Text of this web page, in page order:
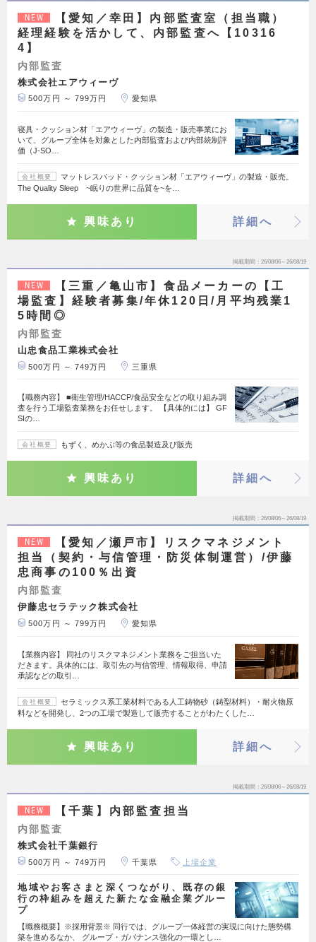
NEW
【愛知／幸田】内部監査室（担当職）
経理経験を活かして、内部監査へ【10316
4】
内部監査
株式会社エアウィーヴ
500万円 ～ 799万円 愛知県
寝具・クッション材「エアウィーヴ」の製造・販売事業にお
いて、グループ全体を対象とした内部監査および内部統制評
価（J-SO…
会社概要
マットレスパッド・クッション材「エアウィーヴ」の製造・販売。
The Quality Sleep ~眠りの世界に品質を~を…
興味あり 詳細へ
掲載期間 26/08/06～26/08/19
NEW
【三重／亀山市】食品メーカーの【工
場監査】経験者募集/年休120日/月平均残業1
5時間◎
内部監査
山忠食品工業株式会社
500万円 ～ 749万円 三重県
【職務内容】 ■衛生管理/HACCP/食品安全などの取り組み調
査を行う工場監査業務をお任せします。 【具体的には】 GF
SIの…
会社概要 もずく、めかぶ等の食品製造及び販売
興味あり 詳細へ
掲載期間 26/08/06～26/08/19
NEW
【愛知／瀬戸市】リスクマネジメント
担当（契約・与信管理・防災体制運営）/伊藤
忠商事の100％出資
内部監査
伊藤忠セラテック株式会社
500万円 ～ 799万円 愛知県
【業務内容】 同社のリスクマネジメント業務をご担当いた
だきます。具体的には、取引先の与信管理、情報取得、申請
承認などの取引…
会社概要
セラミックス系工業材料である人工鋳物砂（鋳型材料）・耐火物原
料などを開発し、2つの工場で製造して販売することがわたくした…
興味あり 詳細へ
掲載期間 26/08/06～26/08/19
NEW 【千葉】内部監査担当
内部監査
株式会社千葉銀行
500万円 ～ 749万円 千葉県 上場企業
地域やお客さまと深くつながり、既存の銀
行の枠組みを超えた新たな金融企業グルー
プ
【職務概要】※採用背景※ 同行では、グループ一体経営の実現に向けた態勢構
築を進めるなか、 グループ・ガバナンス強化の一環とし…